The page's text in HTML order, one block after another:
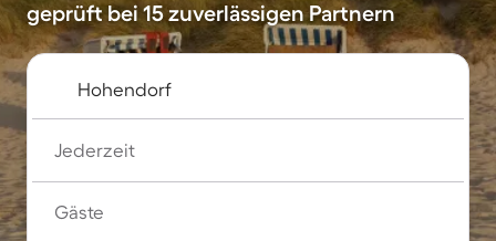
geprüft bei 15 zuverlässigen Partnern
Jederzeit
Gäste